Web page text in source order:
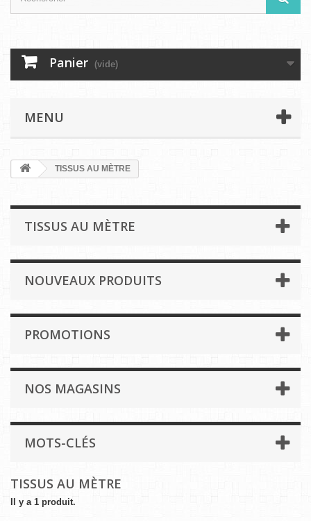
Panier (vide)
MENU
TISSUS AU MÈTRE
TISSUS AU MÈTRE
NOUVEAUX PRODUITS
PROMOTIONS
NOS MAGASINS
MOTS-CLÉS
TISSUS AU MÈTRE
Il y a 1 produit.